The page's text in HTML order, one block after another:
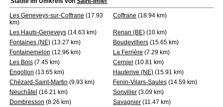
Les Geneveys-sur-Coffrane (17.93
km)
Coffrane (18.94 km)
Les Hauts-Geneveys (14.63 km) Renan (BE) (10 km)
Fontaines (NE) (13.27 km) Boudevilliers (15.65 km)
Fontainemelon (12.96 km) La Ferrière (7.29 km)
Les Bois (7.45 km) Cernier (10.81 km)
Engollon (13.65 km) Hauterive (NE) (15.91 km)
Chézard-Saint-Martin (9.93 km) Fenin-Vilars-Saules (14.59 km)
Neuchâtel (16.21 km) Sonvilier (3.09 km)
Dombresson (8.26 km) Savagnier (11.47 km)